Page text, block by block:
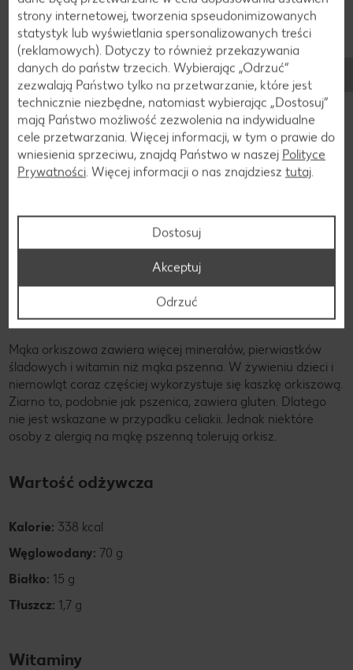
Składniki orkiszu
Mąka orkiszowa zawiera więcej minerałów, pierwiastków
śladowych i witamin niż mąka pszenna. W żywieniu dzieci i
niemowląt coraz częściej wykorzystuje się kaszkę orkiszową.
Ziarno to, podobnie jak pszenica, zawiera gluten. Dlatego
nie jest wskazane w przypadku celiakii. Jednak niektóre
osoby z alergią na mąkę pszenną tolerują orkisz.
Wartość odżywcza
Kalorie: 338 kcal
Węglowodany: 70 g
Białko: 15 g
Tłuszcz: 1,7 g
Witaminy
strony internetowej, tworzenia spseudonimizowanych
statystyk lub wyświetlania spersonalizowanych treści
(reklamowych). Dotyczy to również przekazywania
danych do państw trzecich. Wybierając „Odrzuć“
zezwalają Państwo tylko na przetwarzanie, które jest
technicznie niezbędne, natomiast wybierając „Dostosuj”
mają Państwo możliwość zezwolenia na indywidualne
cele przetwarzania. Więcej informacji, w tym o prawie do
wniesienia sprzeciwu, znajdą Państwo w naszej Polityce
Prywatności. Więcej informacji o nas znajdziesz tutaj.
Dostosuj
Odrzuć
Akceptuj